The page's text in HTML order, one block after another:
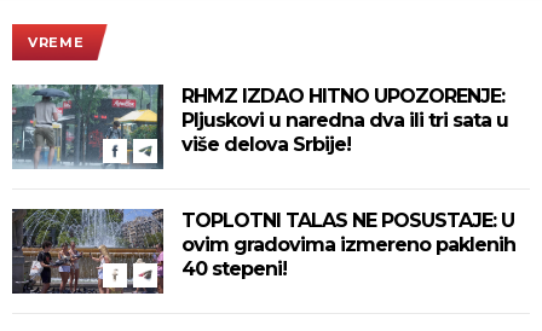
VREME
RHMZ IZDAO HITNO UPOZORENJE:
Pljuskovi u naredna dva ili tri sata u
više delova Srbije!
TOPLOTNI TALAS NE POSUSTAJE: U
ovim gradovima izmereno paklenih
40 stepeni!